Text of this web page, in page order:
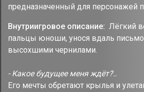
предназначенный для персонажей
Внутриигровое описание: Лёгкий
пальцы юноши, унося вдаль
высохшими чернилами.
- Какое будущее меня ждёт?..
Его мечты обретают крылья и